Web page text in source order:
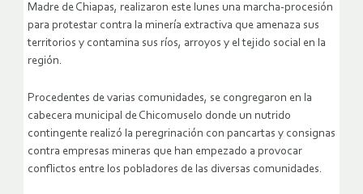
Madre de Chiapas, realizaron este lunes una marcha-procesión
para protestar contra la minería extractiva que amenaza sus
territorios y contamina sus ríos, arroyos y el tejido social en la
región.
Procedentes de varias comunidades, se congregaron en la
cabecera municipal de Chicomuselo donde un nutrido
contingente realizó la peregrinación con pancartas y consignas
contra empresas mineras que han empezado a provocar
conflictos entre los pobladores de las diversas comunidades.